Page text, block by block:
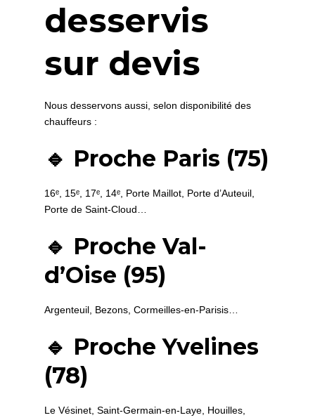
desservis
sur devis
Nous desservons aussi, selon disponibilité des
chauffeurs :
🔹 Proche Paris (75)
16ᵉ, 15ᵉ, 17ᵉ, 14ᵉ, Porte Maillot, Porte d’Auteuil,
Porte de Saint-Cloud…
🔹 Proche Val-
d’Oise (95)
Argenteuil, Bezons, Cormeilles-en-Parisis…
🔹 Proche Yvelines
(78)
Le Vésinet, Saint-Germain-en-Laye, Houilles,